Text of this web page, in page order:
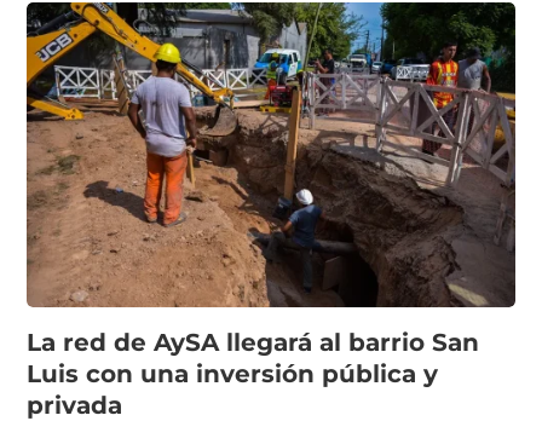
La red de AySA llegará al barrio San
Luis con una inversión pública y
privada